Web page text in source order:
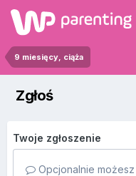
9 miesięcy, ciąża
Zgłoś
Twoje zgłoszenie
Opcjonalnie